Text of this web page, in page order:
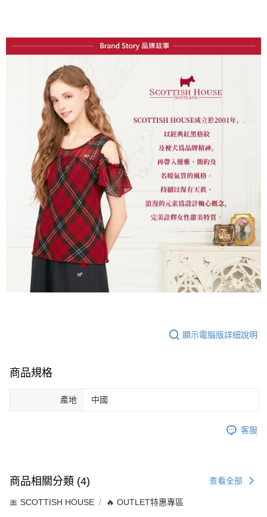
顯示電腦版詳細說明
商品規格
產地 中國
客服
商品相關分類 (4) 查看全部
🎀 SCOTTISH HOUSE 🔥 OUTLET特惠專區